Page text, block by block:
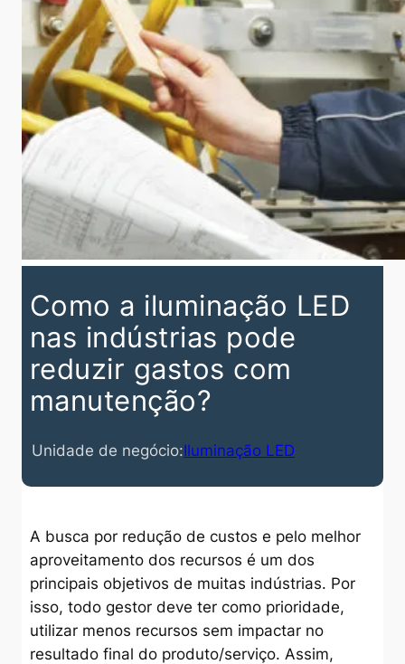
Como a iluminação LED
nas indústrias pode
reduzir gastos com
manutenção?
Unidade de negócio:Iluminação LED
A busca por redução de custos e pelo melhor
aproveitamento dos recursos é um dos
principais objetivos de muitas indústrias. Por
isso, todo gestor deve ter como prioridade,
utilizar menos recursos sem impactar no
resultado final do produto/serviço. Assim,